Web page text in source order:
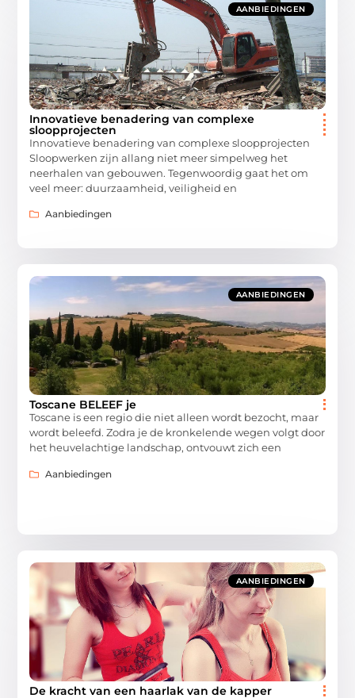
AANBIEDINGEN
Innovatieve benadering van complexe
sloopprojecten
Innovatieve benadering van complexe sloopprojecten
Sloopwerken zijn allang niet meer simpelweg het
neerhalen van gebouwen. Tegenwoordig gaat het om
veel meer: duurzaamheid, veiligheid en
Aanbiedingen
AANBIEDINGEN
Toscane BELEEF je
Toscane is een regio die niet alleen wordt bezocht, maar
wordt beleefd. Zodra je de kronkelende wegen volgt door
het heuvelachtige landschap, ontvouwt zich een
Aanbiedingen
AANBIEDINGEN
De kracht van een haarlak van de kapper